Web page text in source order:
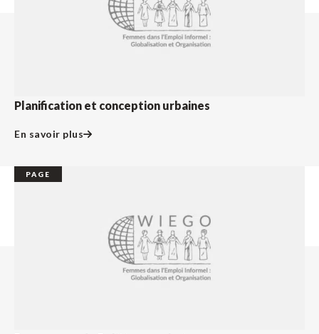
Planification et conception urbaines
En savoir plus
PAGE